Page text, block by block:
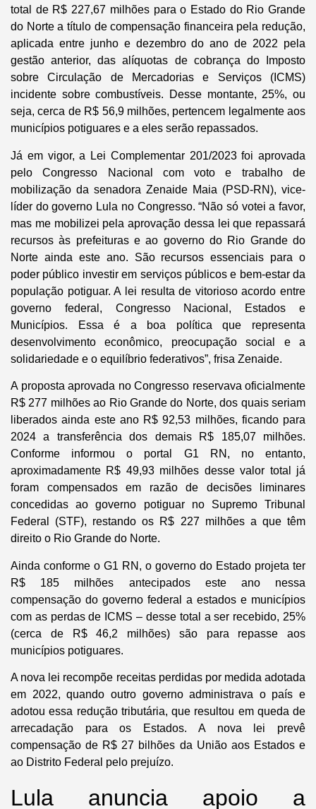
total de R$ 227,67 milhões para o Estado do Rio Grande
do Norte a título de compensação financeira pela redução,
aplicada entre junho e dezembro do ano de 2022 pela
gestão anterior, das alíquotas de cobrança do Imposto
sobre Circulação de Mercadorias e Serviços (ICMS)
incidente sobre combustíveis. Desse montante, 25%, ou
seja, cerca de R$ 56,9 milhões, pertencem legalmente aos
municípios potiguares e a eles serão repassados.
Já em vigor, a Lei Complementar 201/2023 foi aprovada
pelo Congresso Nacional com voto e trabalho de
mobilização da senadora Zenaide Maia (PSD-RN), vice-
líder do governo Lula no Congresso. “Não só votei a favor,
mas me mobilizei pela aprovação dessa lei que repassará
recursos às prefeituras e ao governo do Rio Grande do
Norte ainda este ano. São recursos essenciais para o
poder público investir em serviços públicos e bem-estar da
população potiguar. A lei resulta de vitorioso acordo entre
governo federal, Congresso Nacional, Estados e
Municípios. Essa é a boa política que representa
desenvolvimento econômico, preocupação social e a
solidariedade e o equilíbrio federativos”, frisa Zenaide.
A proposta aprovada no Congresso reservava oficialmente
R$ 277 milhões ao Rio Grande do Norte, dos quais seriam
liberados ainda este ano R$ 92,53 milhões, ficando para
2024 a transferência dos demais R$ 185,07 milhões.
Conforme informou o portal G1 RN, no entanto,
aproximadamente R$ 49,93 milhões desse valor total já
foram compensados em razão de decisões liminares
concedidas ao governo potiguar no Supremo Tribunal
Federal (STF), restando os R$ 227 milhões a que têm
direito o Rio Grande do Norte.
Ainda conforme o G1 RN, o governo do Estado projeta ter
R$ 185 milhões antecipados este ano nessa
compensação do governo federal a estados e municípios
com as perdas de ICMS – desse total a ser recebido, 25%
(cerca de R$ 46,2 milhões) são para repasse aos
municípios potiguares.
A nova lei recompõe receitas perdidas por medida adotada
em 2022, quando outro governo administrava o país e
adotou essa redução tributária, que resultou em queda de
arrecadação para os Estados. A nova lei prevê
compensação de R$ 27 bilhões da União aos Estados e
ao Distrito Federal pelo prejuízo.
Lula anuncia apoio a